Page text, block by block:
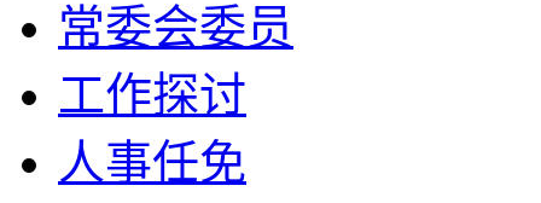
常委会委员
工作探讨
人事任免